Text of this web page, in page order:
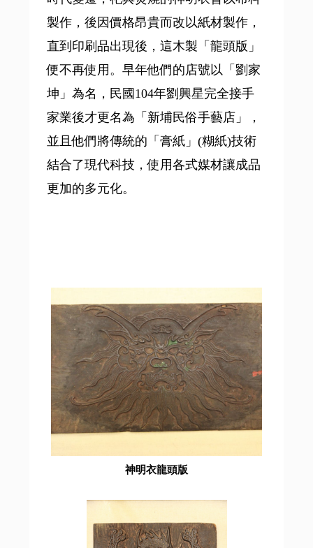
製作，後因價格昂貴而改以紙材製作，
直到印刷品出現後，這木製「龍頭版」
便不再使用。早年他們的店號以「劉家
坤」為名，民國104年劉興星完全接手
家業後才更名為「新埔民俗手藝店」，
並且他們將傳統的「膏紙」(糊紙)技術
結合了現代科技，使用各式媒材讓成品
更加的多元化。
神明衣龍頭版